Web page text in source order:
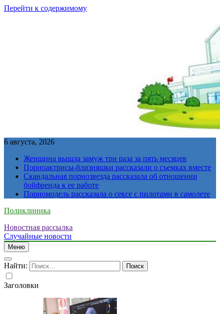
Перейти к содержимому
6 августа, 2026
Женщина вышла замуж три раза за пять месяцев
Порноактрисы-близняшки рассказали о съемках вместе
Скандальная порнозвезда рассказала об отношении
бойфренда к ее работе
Порномодель рассказала о сексе с пилотами в самолете
Поликлиника
Новостная рассылка
Случайные новости
Меню
Найти:
Заголовки